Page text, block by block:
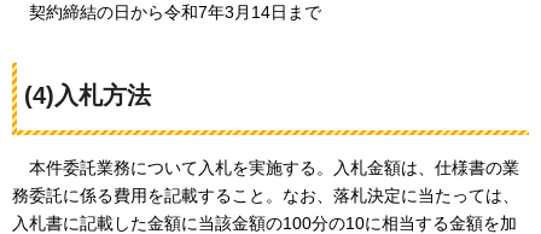
契約締結の日から令和7年3月14日まで
(4)入札方法
本件委託業務について入札を実施する。入札金額は、仕様書の業
務委託に係る費用を記載すること。なお、落札決定に当たっては、
入札書に記載した金額に当該金額の100分の10に相当する金額を加